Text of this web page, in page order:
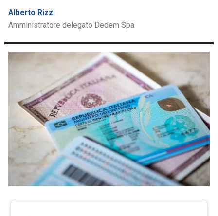
Alberto Rizzi
Amministratore delegato Dedem Spa